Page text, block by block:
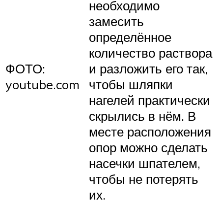
ФОТО:
youtube.com
необходимо
замесить
определённое
количество раствора
и разложить его так,
чтобы шляпки
нагелей практически
скрылись в нём. В
месте расположения
опор можно сделать
насечки шпателем,
чтобы не потерять
их.